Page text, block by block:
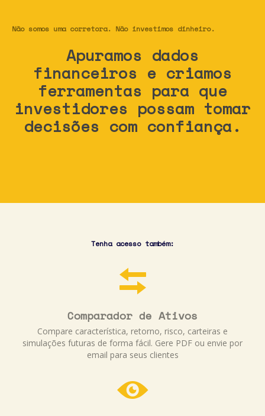
Não somos uma corretora. Não investimos dinheiro.
Apuramos dados
financeiros e criamos
ferramentas para que
investidores possam tomar
decisões com confiança.
Tenha acesso também:
Comparador de Ativos
Compare característica, retorno, risco, carteiras e
simulações futuras de forma fácil. Gere PDF ou envie por
email para seus clientes